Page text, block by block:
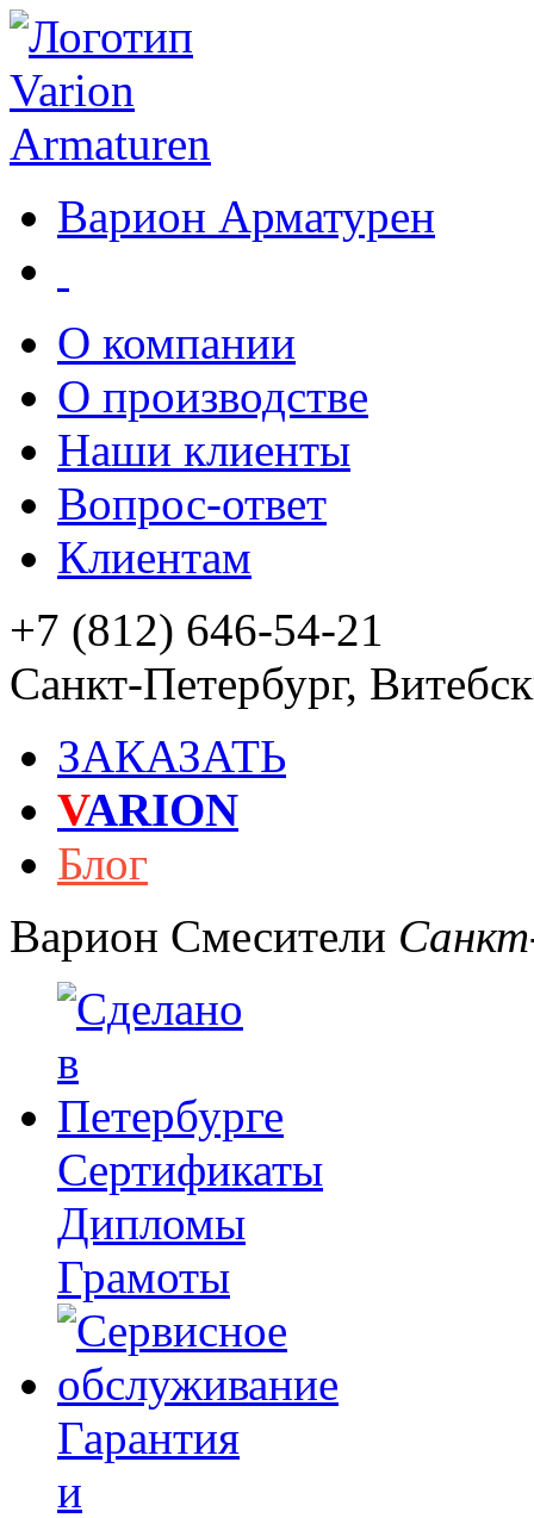
Варион Арматурен
О компании
О производстве
Наши клиенты
Вопрос-ответ
Клиентам
+7 (812) 646-54-21
Санкт-Петербург,
ЗАКАЗАТЬ
VARION
Блог
Варион Смесители
Сертификаты
Дипломы
Грамоты
Гарантия
и